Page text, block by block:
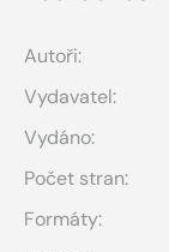
Autoři:
Vydavatel:
Vydáno:
Počet stran:
Formáty: